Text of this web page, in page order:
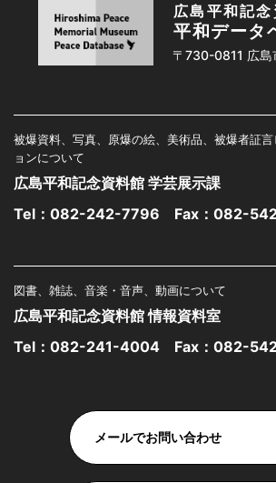
広島平和記念
平和データ
〒730-0811 広島
被爆資料、写真、原爆の絵、美術品、被爆者証
ョンについて
広島平和記念資料館 学芸展示課
Tel： 082-242-7796 Fax：082-
図書、雑誌、音楽・音声、動画について
広島平和記念資料館 情報資料室
Tel： 082-241-4004 Fax：082-
メールでお問い合わせ